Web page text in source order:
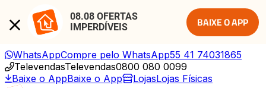
08.08 OFERTAS
IMPERDÍVEIS
BAIXE O APP
WhatsAppCompre pelo WhatsApp55 41 74031865
TelevendasTelevendas0800 080 0099
Baixe o AppBaixe o App LojasLojas Físicas